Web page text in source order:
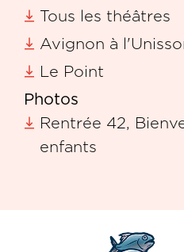
Tous les théâtres
Avignon à
Le Point
Photos
Rentrée 42,
enfants